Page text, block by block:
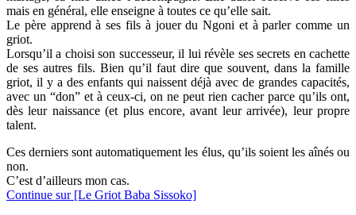
mais en général, elle enseigne à toutes ce qu’elle sait.
Le père apprend à ses fils à jouer du Ngoni et à parler comme un
griot.
Lorsqu’il a choisi son successeur, il lui révèle ses secrets en cachette
de ses autres fils. Bien qu’il faut dire que souvent, dans la famille
griot, il y a des enfants qui naissent déjà avec de grandes capacités,
avec un “don” et à ceux-ci, on ne peut rien cacher parce qu’ils ont,
dès leur naissance (et plus encore, avant leur arrivée), leur propre
talent.
Ces derniers sont automatiquement les élus, qu’ils soient les aînés ou
non.
C’est d’ailleurs mon cas.
Continue sur [Le Griot Baba Sissoko]